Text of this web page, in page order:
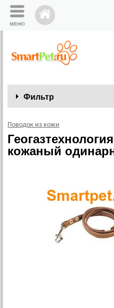
Фильтр
Поводок из кожи
кожаный